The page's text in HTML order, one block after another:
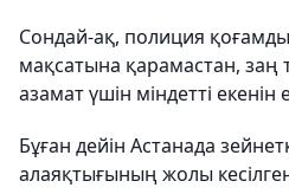
Сондай-ақ, полиция
мақсатына қарамастан, заң
азамат үшін міндетті екенін
Бұған дейін Астанада
алаяқтығының жолы